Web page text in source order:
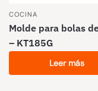
COCINA
Molde para bolas
– KT185G
Leer más